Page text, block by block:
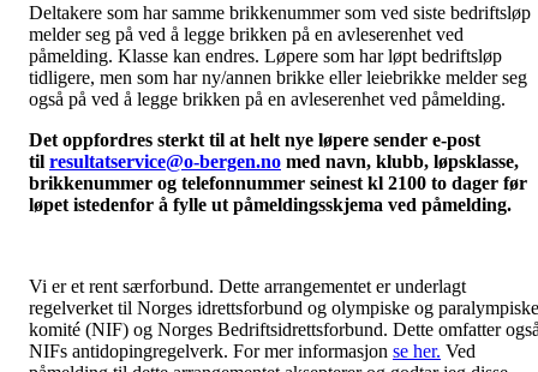
Deltakere som har samme brikkenummer som ved siste bedriftsløp
melder seg på ved å legge brikken på en avleserenhet ved
påmelding. Klasse kan endres. Løpere som har løpt bedriftsløp
tidligere, men som har ny/annen brikke eller leiebrikke melder seg
også på ved å legge brikken på en avleserenhet ved påmelding.
Det oppfordres sterkt til at helt nye løpere sender e-post
til resultatservice@o-bergen.no med navn, klubb, løpsklasse,
brikkenummer og telefonnummer seinest kl 2100 to dager før
løpet istedenfor å fylle ut påmeldingsskjema ved påmelding.
Vi er et rent særforbund. Dette arrangementet er underlagt
regelverket til Norges idrettsforbund og olympiske og paralympiske
komité (NIF) og Norges Bedriftsidrettsforbund. Dette omfatter
NIFs antidopingregelverk. For mer informasjon se her. Ved